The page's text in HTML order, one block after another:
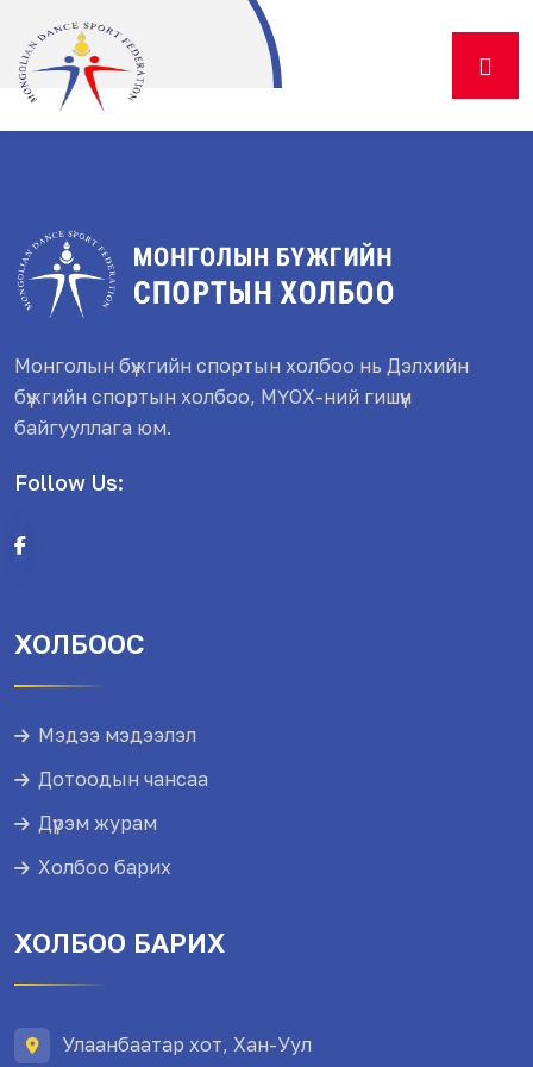
Монголын бүжгийн спортын холбоо нь Дэлхийн
бүжгийн спортын холбоо, МҮОХ-ний гишүүн
байгууллага юм.
Follow Us:
ХОЛБООС
Мэдээ мэдээлэл
Дотоодын чансаа
Дүрэм журам
Холбоо барих
ХОЛБОО БАРИХ
Улаанбаатар хот, Хан-Уул